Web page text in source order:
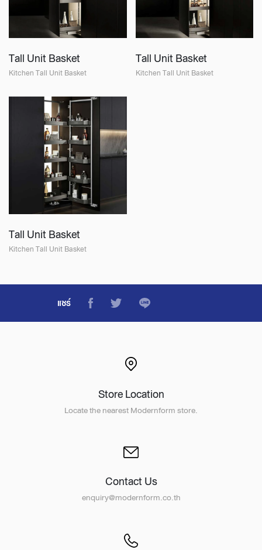
Tall Unit Basket
Kitchen Tall Unit Basket
Tall Unit Basket
Kitchen Tall Unit Basket
Tall Unit Basket
Kitchen Tall Unit Basket
แชร์
Store Location
Locate the nearest Modernform store.
Contact Us
enquiry@modernform.co.th